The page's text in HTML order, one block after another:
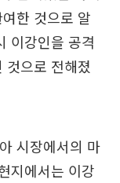
한 것으로 알
이강인을 공격
것으로 전해졌
시장에서의 마
지에서는 이강